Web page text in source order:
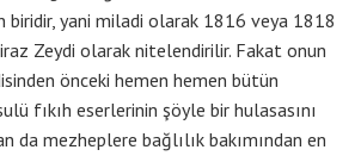
biridir, yani miladi olarak 1816 veya 1818
Zeydi olarak nitelendirilir. Fakat onun
önceki hemen hemen bütün
fıkıh eserlerinin şöyle bir hulasasını
da mezheplere bağlılık bakımından en